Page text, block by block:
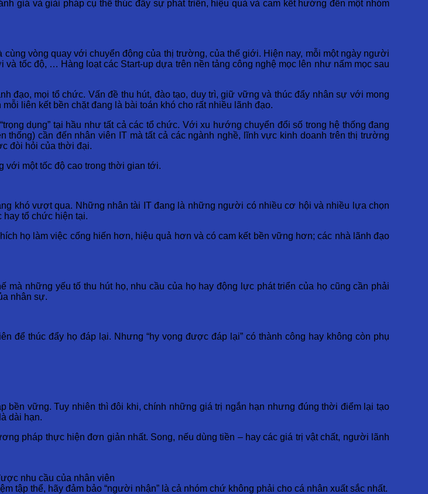
giá và giải pháp cụ thể thúc đẩy sự phát triển, hiệu quả và cam kết hướng đến một nhóm
vòng quay với chuyển động của thị trường, của thế giới. Hiện nay, mỗi một ngày người
và tốc độ, … Hàng loạt các Start-up dựa trên nền tảng công nghệ mọc lên như nấm mọc sau
đạo, mọi tổ chức. Vấn đề thu hút, đào tạo, duy trì, giữ vững và thúc đẩy nhân sự với mong
liên kết bền chặt đang là bài toán khó cho rất nhiều lãnh đạo.
dụng” tại hầu như tất cả các tổ chức. Với xu hướng chuyển đổi số trong hệ thống đang
cần đến nhân viên IT mà tất cả các ngành nghề, lĩnh vực kinh doanh trên thị trường
đòi hỏi của thời đại.
với một tốc độ cao trong thời gian tới.
khó vượt qua. Những nhân tài IT đang là những người có nhiều cơ hội và nhiều lựa chọn
tổ chức hiện tại.
họ làm việc cống hiến hơn, hiệu quả hơn và có cam kết bền vững hơn; các nhà lãnh đạo
những yếu tố thu hút họ, nhu cầu của họ hay động lực phát triển của họ cũng cần phải
nhân sự.
để thúc đẩy họ đáp lại. Nhưng “hy vọng được đáp lại” có thành công hay không còn phụ
vững. Tuy nhiên thì đôi khi, chính những giá trị ngắn hạn nhưng đúng thời điểm lại tạo
dài hạn.
pháp thực hiện đơn giản nhất. Song, nếu dùng tiền – hay các giá trị vật chất, người lãnh
nhu cầu của nhân viên
tập thể, hãy đảm bảo “người nhận” là cả nhóm chứ không phải cho cá nhân xuất sắc nhất.